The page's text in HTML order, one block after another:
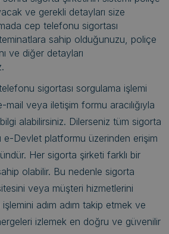
ve gerekli detayları size
cep telefonu sigortası
sahip olduğunuzu, poliçe
ve diğer detayları
sigortası sorgulama işlemi
veya iletişim formu aracılığıyla
alabilirsiniz. Dilerseniz tüm sigorta
e-Devlet platformu üzerinden erişim
Her sigorta şirketi farklı bir
olabilir. Bu nedenle sigorta
veya müşteri hizmetlerini
adım adım takip etmek ve
izlemek en doğru ve güvenilir